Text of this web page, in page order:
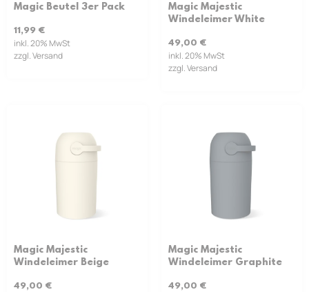
Magic Beutel 3er Pack
11,99 €
inkl. 20% MwSt
zzgl. Versand
Magic Majestic
Windeleimer White
49,00 €
inkl. 20% MwSt
zzgl. Versand
Magic Majestic
Windeleimer Beige
49,00 €
Magic Majestic
Windeleimer Graphite
49,00 €